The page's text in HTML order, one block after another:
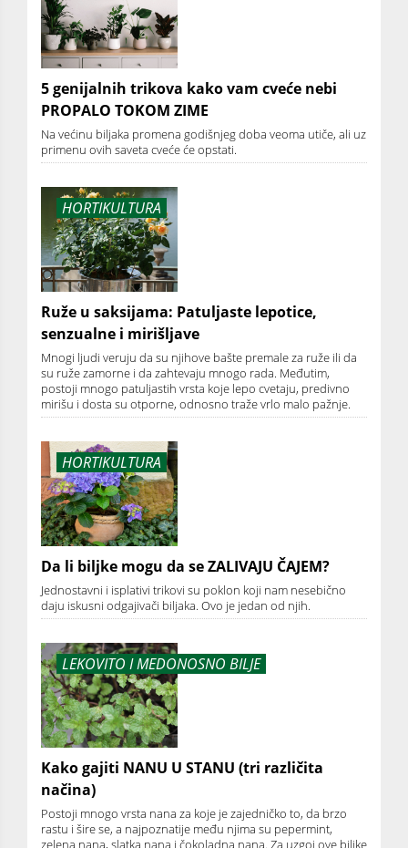
5 genijalnih trikova kako vam cveće nebi
PROPALO TOKOM ZIME
Na većinu biljaka promena godišnjeg doba veoma utiče, ali uz
primenu ovih saveta cveće će opstati.
HORTIKULTURA
Ruže u saksijama: Patuljaste lepotice,
senzualne i mirišljave
Mnogi ljudi veruju da su njihove bašte premale za ruže ili da
su ruže zamorne i da zahtevaju mnogo rada. Međutim,
postoji mnogo patuljastih vrsta koje lepo cvetaju, predivno
mirišu i dosta su otporne, odnosno traže vrlo malo pažnje.
HORTIKULTURA
Da li biljke mogu da se ZALIVAJU ČAJEM?
Jednostavni i isplativi trikovi su poklon koji nam nesebično
daju iskusni odgajivači biljaka. Ovo je jedan od njih.
LEKOVITO I MEDONOSNO BILJE
Kako gajiti NANU U STANU (tri različita
načina)
Postoji mnogo vrsta nana za koje je zajedničko to, da brzo
rastu i šire se, a najpoznatije među njima su pepermint,
zelena nana, slatka nana i čokoladna nana. Za uzgoj ove biljke